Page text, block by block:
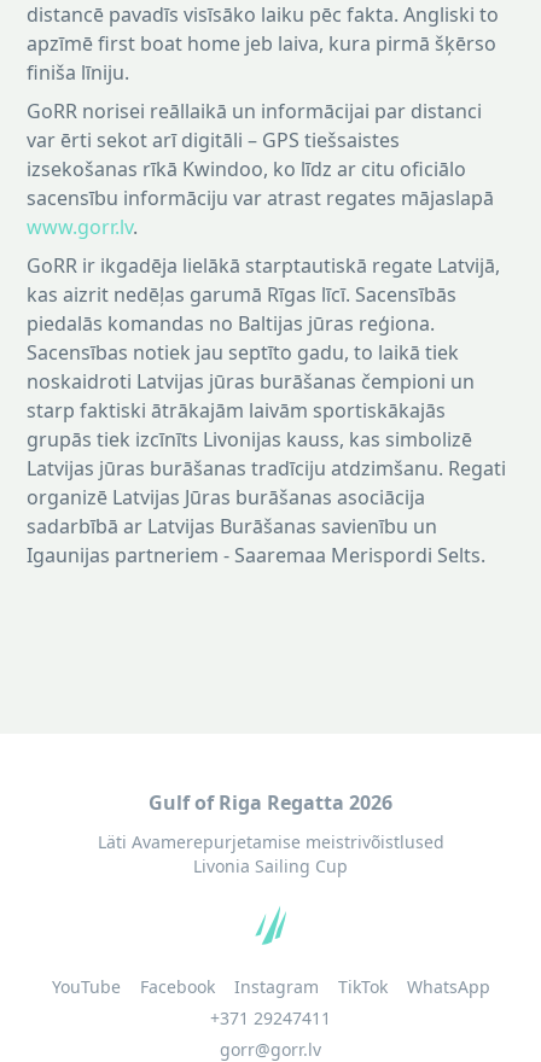
distancē pavadīs visīsāko laiku pēc fakta. Angliski to
apzīmē first boat home jeb laiva, kura pirmā šķērso
finiša līniju.
GoRR norisei reāllaikā un informācijai par distanci
var ērti sekot arī digitāli – GPS tiešsaistes
izsekošanas rīkā Kwindoo, ko līdz ar citu oficiālo
sacensību informāciju var atrast regates mājaslapā
www.gorr.lv.
GoRR ir ikgadēja lielākā starptautiskā regate Latvijā,
kas aizrit nedēļas garumā Rīgas līcī. Sacensībās
piedalās komandas no Baltijas jūras reģiona.
Sacensības notiek jau septīto gadu, to laikā tiek
noskaidroti Latvijas jūras burāšanas čempioni un
starp faktiski ātrākajām laivām sportiskākajās
grupās tiek izcīnīts Livonijas kauss, kas simbolizē
Latvijas jūras burāšanas tradīciju atdzimšanu. Regati
organizē Latvijas Jūras burāšanas asociācija
sadarbībā ar Latvijas Burāšanas savienību un
Igaunijas partneriem - Saaremaa Merispordi Selts.
Gulf of Riga Regatta 2026
Läti Avamerepurjetamise meistrivõistlused
Livonia Sailing Cup
YouTube Facebook Instagram TikTok
WhatsApp
+371 29247411
gorr@gorr.lv